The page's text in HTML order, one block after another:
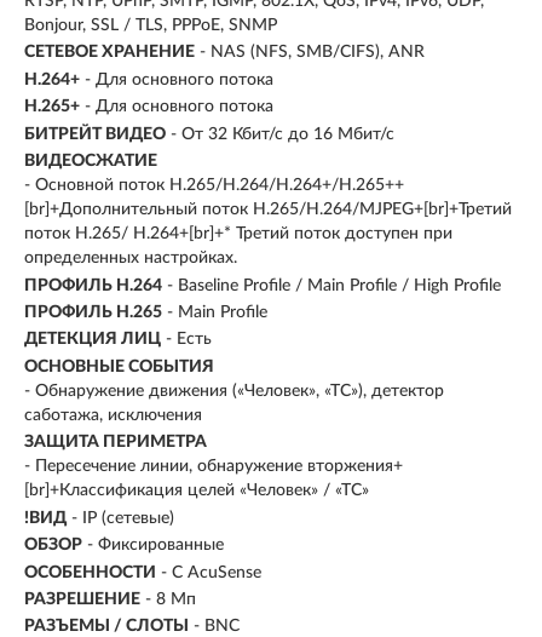
Bonjour, SSL / TLS, PPPoE, SNMP
СЕТЕВОЕ ХРАНЕНИЕ - NAS (NFS, SMB/CIFS), ANR
H.264+ - Для основного потока
H.265+ - Для основного потока
БИТРЕЙТ ВИДЕО - От 32 Кбит/с до 16 Мбит/с
ВИДЕОСЖАТИЕ
- Основной поток H.265/H.264/H.264+/H.265++
[br]+Дополнительный поток H.265/H.264/MJPEG+[br]+Третий
поток H.265/ H.264+[br]+* Третий поток доступен при
определенных настройках.
ПРОФИЛЬ H.264 - Baseline Profile / Main Profile / High Profile
ПРОФИЛЬ H.265 - Main Profile
ДЕТЕКЦИЯ ЛИЦ - Есть
ОСНОВНЫЕ СОБЫТИЯ
- Обнаружение движения («Человек», «ТС»), детектор
саботажа, исключения
ЗАЩИТА ПЕРИМЕТРА
- Пересечение линии, обнаружение вторжения+
[br]+Классификация целей «Человек» / «ТС»
!ВИД - IP (сетевые)
ОБЗОР - Фиксированные
ОСОБЕННОСТИ - C AcuSense
РАЗРЕШЕНИЕ - 8 Мп
РАЗЪЕМЫ / СЛОТЫ
- BNC